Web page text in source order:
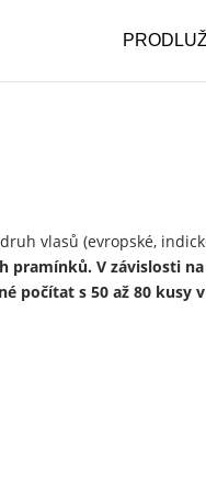
druh vlasů (evropské,
pramínků. V závislosti
počítat s 50 až 80